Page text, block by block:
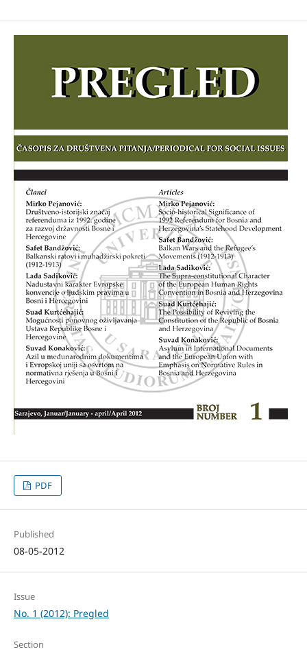
PDF
Published
08-05-2012
Issue
No. 1 (2012): Pregled
Section